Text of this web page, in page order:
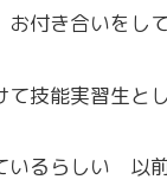
付き合いをし
て技能実習生
いるらしい 以